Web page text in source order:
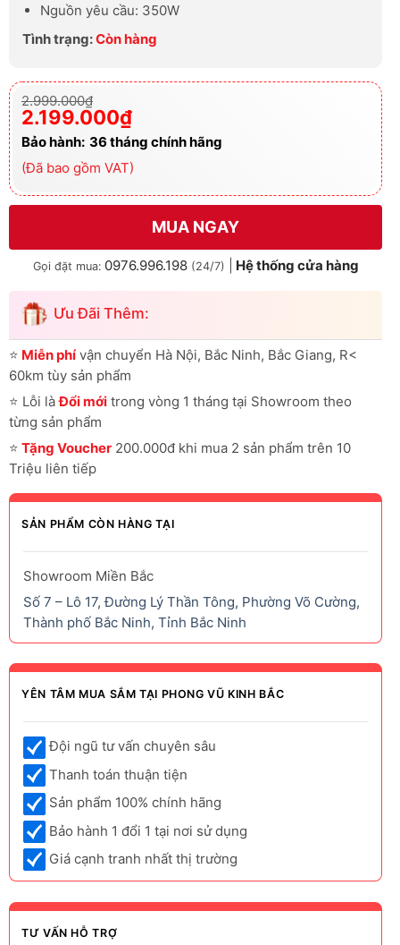
Nguồn yêu cầu: 350W
Tình trạng:Còn hàng
2.999.000₫
Giá
gốc
là:
2.999.000₫.
2.199.000₫
Giá
hiện
tại
là:
2.199.000₫.
Bảo hành: 36 tháng chính hãng
(Đã bao gồm VAT)
MUA NGAY
Gọi đặt mua: 0976.996.198 (24/7) Hệ thống cửa hàng
Ưu Đãi Thêm:
⭐ Miễn phívận chuyển Hà Nội, Bắc Ninh, Bắc Giang, R<
60km tùy sản phẩm
⭐ Lỗi làĐổi mới trong vòng 1 tháng tại Showroom theo
từng sản phẩm
⭐ Tặng Voucher 200.000đ khi mua 2 sản phẩm trên 10
Triệu liên tiếp
SẢN PHẨM CÒN HÀNG TẠI
Showroom Miền Bắc
Số 7 – Lô 17, Đường Lý Thần Tông, Phường Võ Cường,
Thành phố Bắc Ninh, Tỉnh Bắc Ninh
YÊN TÂM MUA SẮM TẠI PHONG VŨ KINH BẮC
Đội ngũ tư vấn chuyên sâu
Thanh toán thuận tiện
Sản phẩm 100% chính hãng
Bảo hành 1 đổi 1 tại nơi sử dụng
Giá cạnh tranh nhất thị trường
TƯ VẤN HỖ TRỢ